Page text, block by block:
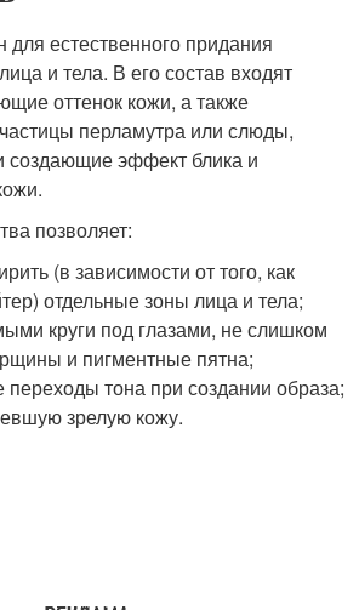
естественного придания
и тела. В его состав входят
оттенок кожи, а также
перламутра или слюды,
создающие эффект блика и
позволяет:
(в зависимости от того, как
отдельные зоны лица и тела;
круги под глазами, не слишком
и пигментные пятна;
переходы тона при создании образа;
зрелую кожу.